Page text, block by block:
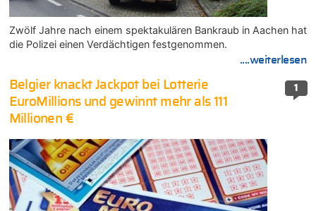
Zwölf Jahre nach einem spektakulären Bankraub in Aachen hat
die Polizei einen Verdächtigen festgenommen.
....weiterlesen
1
Belgier knackt Jackpot bei Lotterie
EuroMillions und gewinnt mehr als 111
Millionen €